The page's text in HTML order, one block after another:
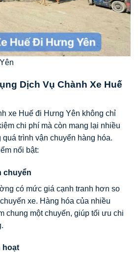
Dịch Vụ Chành Xe Huế
xe Huế đi Hưng Yên không chỉ
chi phí mà còn mang lại nhiều
trình vận chuyển hàng hóa.
nổi bật:
chuyển
có mức giá cạnh tranh hơn so
xe. Hàng hóa của nhiều
chung một chuyến, giúp tối ưu chi
hoạt